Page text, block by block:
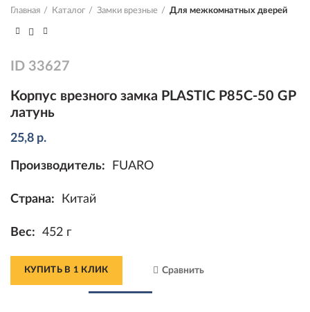
Главная Каталог Замки врезные Для межкомнатных дверей
ID 33627
Корпус врезного замка PLASTIC P85C-50 GP
латунь
25,8 р.
Производитель: FUARO
Страна: Китай
Вес: 452 г
КУПИТЬ В 1 КЛИК Сравнить